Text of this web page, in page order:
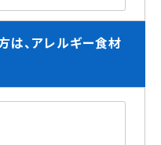
は、アレルギー食材